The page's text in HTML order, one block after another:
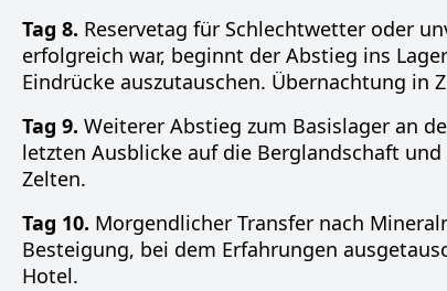
Tag 8. Reservetag für Schlechtwetter oder
erfolgreich war, beginnt der Abstieg ins
Eindrücke auszutauschen. Übernachtung in
Tag 9. Weiterer Abstieg zum Basislager an
letzten Ausblicke auf die Berglandschaft
Zelten.
Tag 10. Morgendlicher Transfer nach
Besteigung, bei dem Erfahrungen
Hotel.